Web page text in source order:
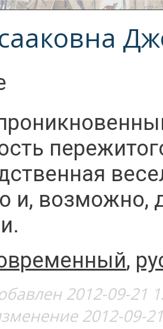
и, возможно,
,
2012-09-21
2012-09-